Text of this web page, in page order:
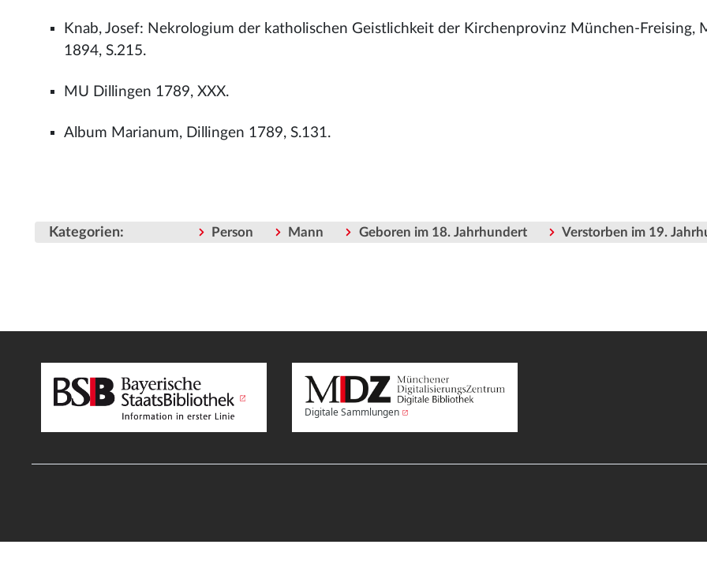
Knab, Josef: Nekrologium der katholischen Geistlichkeit der Kirchenprovinz München-Freising,
1894, S.215.
MU Dillingen 1789, XXX.
Album Marianum, Dillingen 1789, S.131.
Kategorien: Person Mann Geboren im 18. Jahrhundert Verstorben im 19.
Digitale Sammlungen